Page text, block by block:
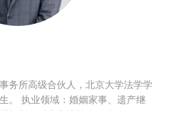
务所高级合伙人，北京大学法学学
。 执业领域：婚姻家事、遗产继